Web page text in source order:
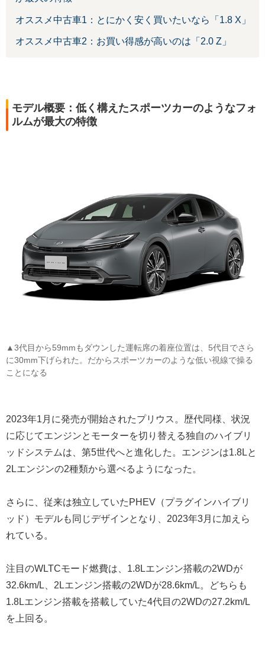
オススメ中古車1：とにかく安く買いたいなら「1.8 X」
オススメ中古車2：お買い得感が高いのは「2.0 Z」
モデル概要：低く構えたスポーツカーのようなフォ
ルムが最大の特徴
▲3代目から59mmもダウンした運転席の着座位置は、5代目でさら
に30mm下げられた。だからスポーツカーのような低い視線で操る
ことになる
2023年1月に発売が開始されたプリウス。歴代同様、状況
に応じてエンジンとモーターを切り替える独自のハイブリ
ッドシステムは、第5世代へと進化した。エンジンは1.8Lと
2Lエンジンの2種類から選べるようになった。
さらに、従来は独立していたPHEV（プラグインハイブリ
ッド）モデルも同じデザインとなり、2023年3月に加えら
れている。
注目のWLTCモード燃費は、1.8Lエンジン搭載の2WDが
32.6km/L、2Lエンジン搭載の2WDが28.6km/L。どちらも
1.8Lエンジン搭載を搭載していた4代目の2WDの27.2km/L
を上回る。